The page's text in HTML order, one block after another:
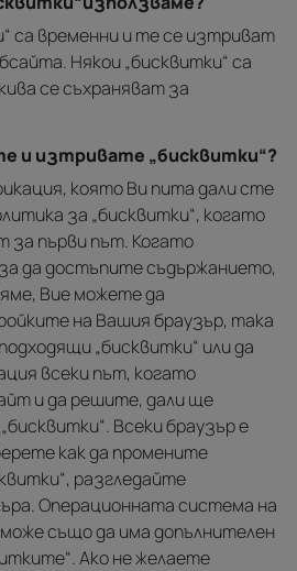
са временни и те се изтриват
Някои „бисквитки“ са
се съхраняват за
и изтривате „бисквитки“?
която Ви пита дали сте
за „бисквитки“, когато
за първи път. Когато
да достъпите съдържанието,
Вие можете да
на Вашия браузър, така
„бисквитки“ или да
всеки път, когато
и да решите, дали ще
Всеки браузър е
как да промените
разгледайте
Операционната система на
също да има допълнителен
Ако не желаете